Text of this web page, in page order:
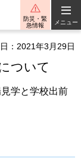
防災・緊
急情報
メニュー
：2021年3月29日
ついて
学と学校出前